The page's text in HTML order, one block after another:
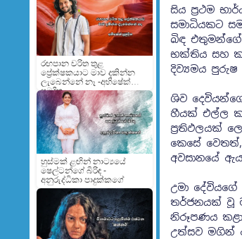
රඟපාන චරිත තුළ
ප්‍රේක්ෂකයාට මාව දකින්න
ලැබෙන්නේ නෑ -අභිෂේක්
ප්‍රමුදිත
හුස්මක් ළඟින් නාට්‍යයේ
ෂෙල්ටන්ගේ බිරිඳ -
අනුරුද්ධිකා පාදුක්කගේ
සිය ප්‍රථම
සමාධියකට
බිඳ
භක්තිය සහ
දිව්‍යමය පුරුෂ
ශිව
හීයක් එල්ල
ප්‍රතිඵලයක්
කෙසේ
අවසානයේ
උමා
තර්ජනයක් වූ
නිරූපණය
උත්සව මගින්